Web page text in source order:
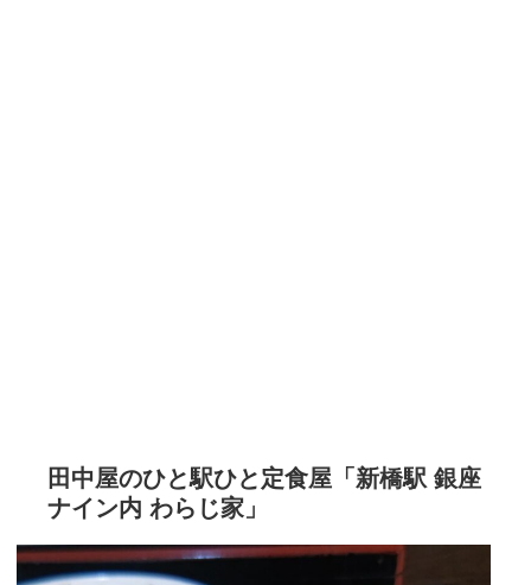
田中屋のひと駅ひと定食屋「新橋駅 銀座
ナイン内 わらじ家」